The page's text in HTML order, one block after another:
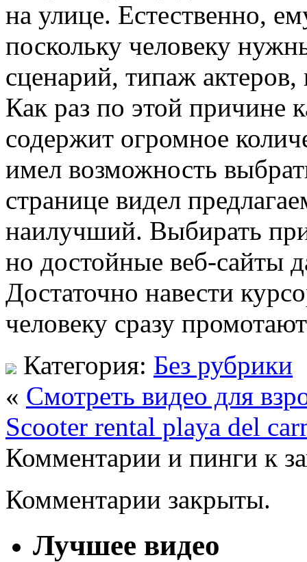
на улице. Естественно,
поскольку человеку
сценарий, типаж
Как раз по этой причине
содержит огромное
имел возможность
странице видел
наилучший. Выбирать
но достойные веб-сайты
Достаточно навести
человеку сразу
Категория: Без рубрики
« Смотреть видео для
Scooter rental playa del
Комментарии и пинги к
Комментарии закрыты.
Лучшее видео